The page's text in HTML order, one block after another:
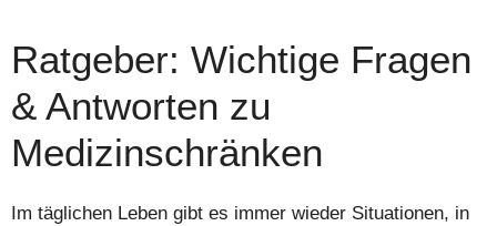
Ratgeber: Wichtige Fragen
& Antworten zu
Medizinschränken
Im täglichen Leben gibt es immer wieder Situationen, in